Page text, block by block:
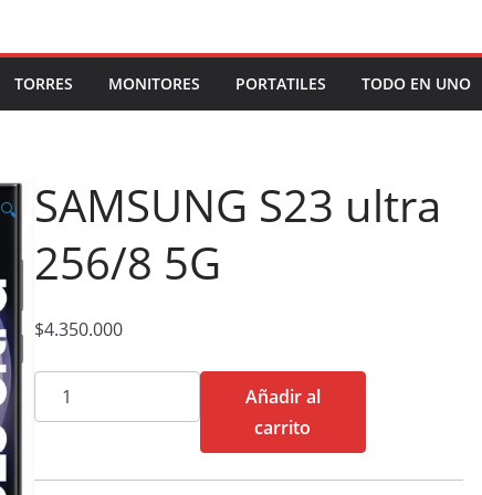
TORRES MONITORES PORTATILES TODO EN UNO
🔍
SAMSUNG S23 ultra
256/8 5G
$4.350.000
SAMSUNG
S23
256/8
Añadir al
carrito